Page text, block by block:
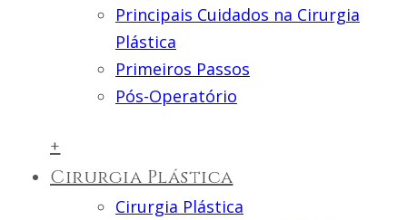
Principais Cuidados na Cirurgia
Plástica
Primeiros Passos
Pós-Operatório
+
Cirurgia Plástica
Cirurgia Plástica